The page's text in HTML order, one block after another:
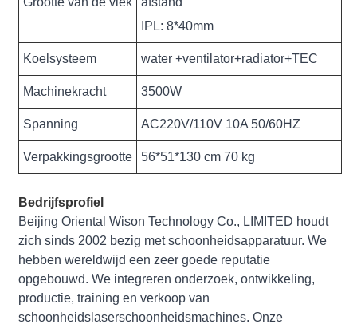
IPL: 8*40mm
Koelsysteem water +ventilator+radiator+TEC
Machinekracht 3500W
Spanning AC220V/110V 10A 50/60HZ
Verpakkingsgrootte 56*51*130 cm 70 kg
Bedrijfsprofiel
Beijing Oriental Wison Technology Co., LIMITED houdt
zich sinds 2002 bezig met schoonheidsapparatuur. We
hebben wereldwijd een zeer goede reputatie
opgebouwd. We integreren onderzoek, ontwikkeling,
productie, training en verkoop van
schoonheidslaserschoonheidsmachines. Onze